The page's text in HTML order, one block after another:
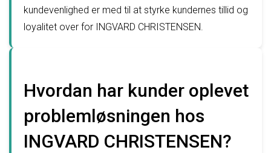
kundevenlighed er med til at styrke kundernes tillid og
loyalitet over for INGVARD CHRISTENSEN.
Hvordan har kunder oplevet
problemløsningen hos
INGVARD CHRISTENSEN?